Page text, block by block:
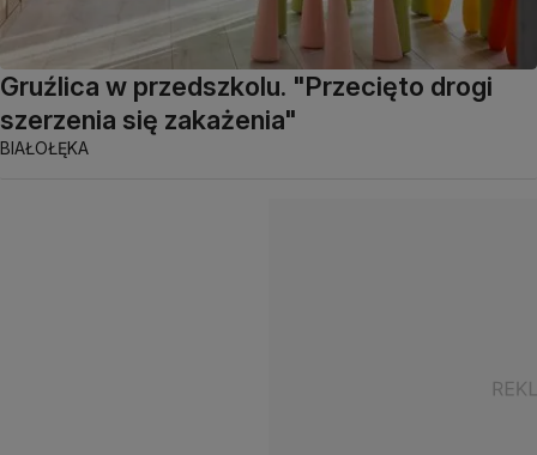
Gruźlica w przedszkolu. "Przecięto drogi
szerzenia się zakażenia"
BIAŁOŁĘKA